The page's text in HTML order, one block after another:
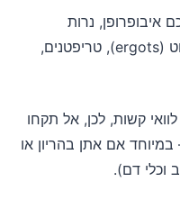
איבופרופן, נרות
(Suppositories), תרסיס אף, ארגוט (ergots), טריפטנים,
קשות, לכן, אל תקחו
אם אתן בהריון או
וכלי דם).